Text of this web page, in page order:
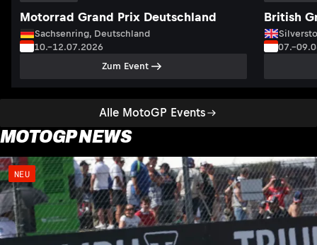
Alle MotoGP Events
Motorrad Grand Prix Deutschland
Sachsenring, Deutschland
10.–12.07.2026
Zum Event
British
MOTOGP NEWS
NEU